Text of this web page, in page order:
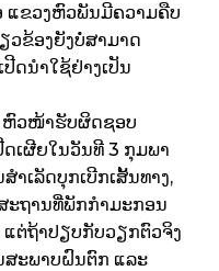
ແຂວງຫົວພັນມີຄວາມຄືບ
ວຂ້ອງຍັງບໍ່ສາມາດ
ດນໍາໃຊ້ຢ່າງເປັນ
ຫົວໜ້າຮັບຜິດຊອບ
ເຜີຍໃນວັນທີ 3 ກຸມພາ
ເລັດບຸກເບີກເສັ້ນທາງ,
ະຖານທີ່ພັກກໍາມະກອນ
ແຕ່ຖ້າປຽບກັບວຽກຕົວຈິງ
ສະພາບຝົນຕົກ ແລະ